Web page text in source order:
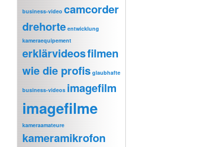
business-video camcorder
drehorte entwicklung
kameraequipement
erklärvideosfilmen
wie die profis glaubhafte
business-videos imagefilm
imagefilme
kameraamateure
kameramikrofon